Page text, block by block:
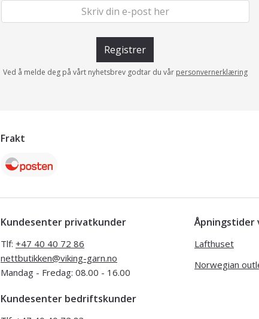
Registrer
Ved å melde deg på vårt nyhetsbrev godtar du vår personvernerklæring
Frakt
Kundesenter privatkunder
Tlf: +47 40 40 72 86
nettbutikken@viking-garn.no
Mandag - Fredag: 08.00 - 16.00
Kundesenter bedriftskunder
Lafthuset
Norwegian